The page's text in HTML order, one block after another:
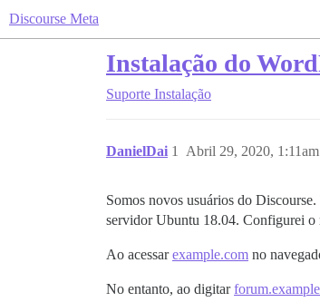
Discourse Meta
Instalação do
Suporte Instalação
DanielDai Abril 29, 2020, 1:11am
1
Somos novos usuários do
servidor Ubuntu 18.04. Configurei o
Ao acessarexample.com no
No entanto, ao digitar